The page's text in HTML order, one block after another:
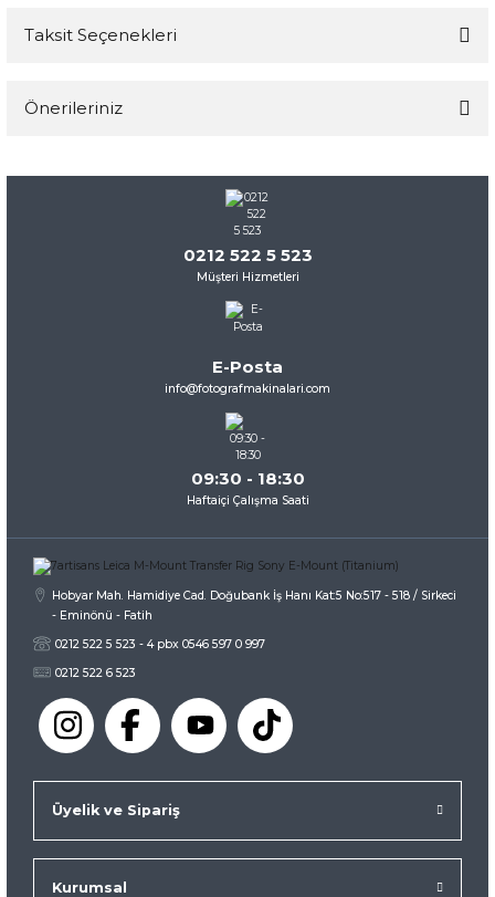
Taksit Seçenekleri
Önerileriniz
konularda yetersiz gördüğünüz noktaları öneri formunu
kullanarak tarafımıza iletebilirsiniz.
Görüş ve önerileriniz için teşekkür ederiz.
Ürün resmi kalitesiz, bozuk veya görüntülenemiyor.
Ürün açıklamasında eksik bilgiler bulunuyor.
Ürün fiyatı diğer sitelerden daha pahalı.
0212 522 5 523
Müşteri Hizmetleri
E-Posta
info@fotografmakinalari.com
09:30 - 18:30
Haftaiçi Çalışma Saati
Hobyar Mah. Hamidiye Cad. Doğubank İş Hanı Kat:5 No:517 - 518 / Sirkeci
- Eminönü - Fatih
0212 522 5 523 - 4 pbx 0546 597 0 997
0212 522 6 523
Üyelik ve Sipariş
Kurumsal